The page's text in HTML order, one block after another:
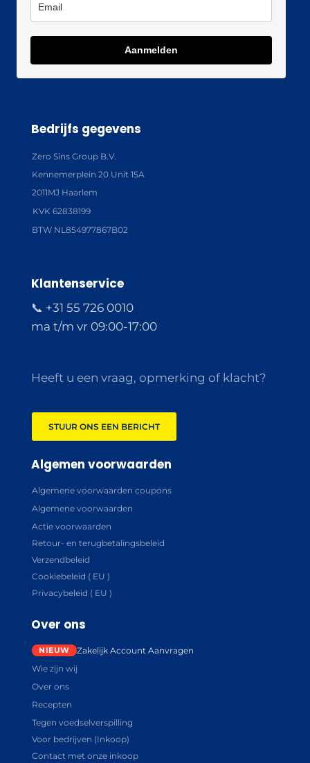
Aanmelden
Bedrijfs gegevens
Zero Sins Group B.V.
Kennemerplein 20 Unit 15A
2011MJ Haarlem
KVK 62838199
BTW NL854977867B02
Klantenservice
📞 +31 55 726 0010
ma t/m vr 09:00-17:00
Heeft u een vraag, opmerking of klacht?
STUUR ONS EEN BERICHT
Algemen voorwaarden
Algemene voorwaarden coupons
Algemene voorwaarden
Actie voorwaarden
Retour- en terugbetalingsbeleid
Verzendbeleid
Cookiebeleid ( EU )
Privacybeleid ( EU )
Over ons
Zakelijk Account Aanvragen
Wie zijn wij
Over ons
Recepten
Tegen voedselverspilling
Voor bedrijven (Inkoop)
Contact met onze inkoop